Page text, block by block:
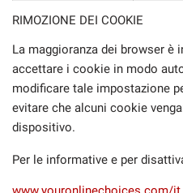
RIMOZIONE DEI COOKIE
La maggioranza dei browser è
accettare i cookie in modo
modificare tale impostazione
evitare che alcuni cookie
dispositivo.
Per le informative e per